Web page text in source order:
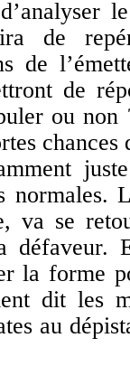
de
de
de
ou
chances
normales.
va se
défaveur.
la forme
dit les
au